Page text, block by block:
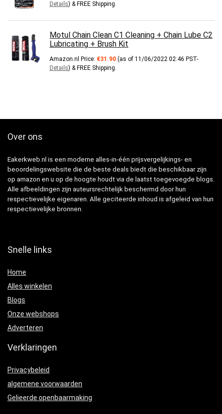
Details) & FREE Shipping.
Motul Chain Clean C1 Cleaning + Chain Lube C2
Lubricating + Brush Kit
Amazon.nl Price: €31.90 (as of 11/06/2022 02:46 PST-
Details) & FREE Shipping.
Over ons
Eakerkweb.nl is een moderne alles-in-één prijsvergelijkings- en
beoordelingswebsite die de beste deals biedt die beschikbaar zijn
op amazon en u op de hoogte houdt via de laatst toegevoegde blogs.
Alle afbeeldingen zijn auteursrechtelijk beschermd door hun
respectievelijke eigenaren. Alle geciteerde inhoud is afgeleid van hun
respectievelijke bronnen.
Snelle links
Home
Alles winkelen
Blogs
Onze webshops
Adverteren
Verklaringen
Privacybeleid
algemene voorwaarden
Gelieerde openbaarmaking